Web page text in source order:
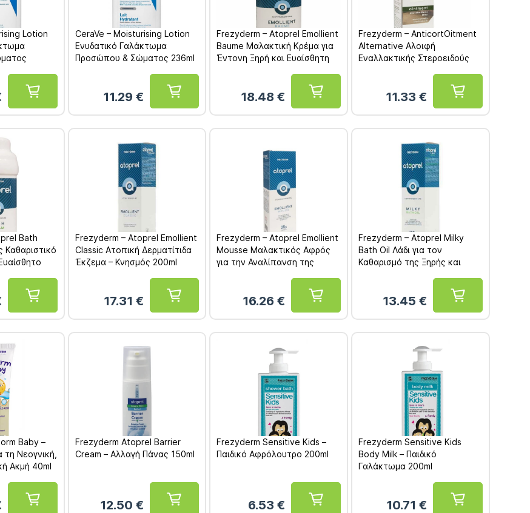
Lotion
CeraVe – Moisturising Lotion
Ενυδατικό Γαλάκτωμα
Προσώπου & Σώματος 236ml
11.29 €
Frezyderm – Atoprel Emollient
Baume Μαλακτική Κρέμα για
Έντονη Ξηρή και Ευαίσθητη
18.48€
Frezyderm – AnticortOitment
Alternative Αλοιφή
Εναλλακτικής Στεροειδούς
11.33 €
Bath
Frezyderm – Atoprel Emollient
Classic Ατοπική Δερματίτιδα
Έκζεμα – Κνησμός 200ml
17.31 €
Frezyderm – Atoprel Emollient
Mousse Μαλακτικός Αφρός
για την Αναλίπανση της
16.26€
Frezyderm – Atoprel Milky
Bath Oil Λάδι για τον
Καθαρισμό της Ξηρής και
13.45 €
Baby –
Νεογνική,
Ακμή 40ml
Frezyderm Atoprel Barrier
Cream – Αλλαγή Πάνας 150ml
12.50 €
Frezyderm Sensitive Kids –
Παιδικό Αφρόλουτρο 200ml
6.53€
Frezyderm Sensitive Kids
Body Milk – Παιδικό
Γαλάκτωμα 200ml
10.71 €